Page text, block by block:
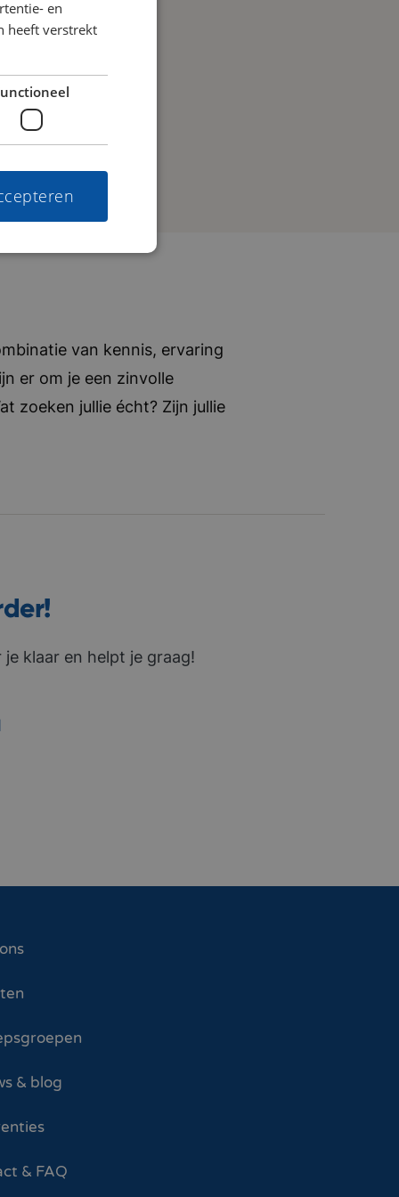
van kennis, ervaring
er om je een zinvolle
zoeken jullie écht? Zijn jullie
klaar en helpt je graag!
& blog
& FAQ
en
heeft verstrekt